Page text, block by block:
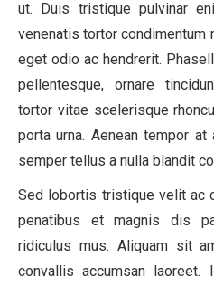
ut. Duis tristique pulvinar
venenatis tortor condimentum
eget odio ac hendrerit.
pellentesque, ornare
tortor vitae scelerisque
porta urna. Aenean tempor
semper tellus a nulla blandit
Sed lobortis tristique velit ac
penatibus et magnis dis
ridiculus mus. Aliquam sit
convallis accumsan laoreet.